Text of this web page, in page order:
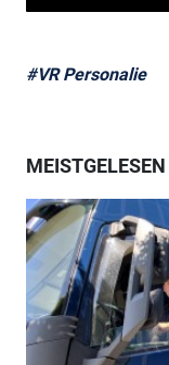
#VR Personalie
MEISTGELESEN